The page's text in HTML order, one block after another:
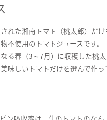
れた湘南トマト（桃太郎）だけ
不使用のトマトジュースです。
る春（3～7月）に収穫した桃
味しいトマトだけを選んで作っ